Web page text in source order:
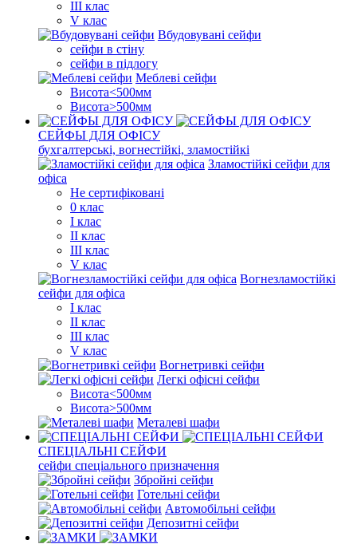
III клас
V клас
Вбудовувані сейфи
сейфи в стіну
сейфи в підлогу
Меблеві сейфи
Висота<500мм
Висота>500мм
СЕЙФЫ ДЛЯ ОФІСУ
бухгалтерські, вогнестійкі, зламостійкі
Зламостійкі сейфи для
офіса
Не сертифіковані
0 клас
I клас
II клас
III клас
V клас
Вогнезламостійкі
сейфи для офіса
I клас
II клас
III клас
V клас
Вогнетривкі сейфи
Легкі офісні сейфи
Висота<500мм
Висота>500мм
Металеві шафи
СПЕЦІАЛЬНІ СЕЙФИ
сейфи спеціального призначення
Збройні сейфи
Готельні сейфи
Автомобільні сейфи
Депозитні сейфи